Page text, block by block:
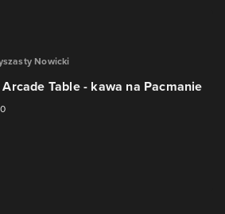
Nowicki
Table - kawa na Pacmanie